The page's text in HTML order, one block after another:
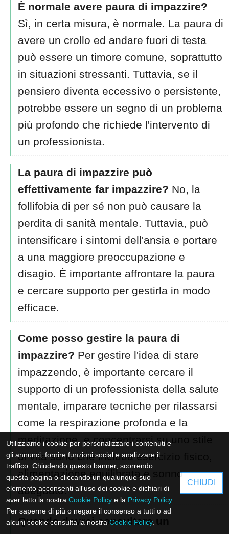
È normale avere paura di impazzire?
Sì, in certa misura, è normale. La paura di
avere un crollo ed andare fuori di testa
può essere un timore comune, soprattutto
in situazioni stressanti. Tuttavia, se il
pensiero diventa eccessivo o persistente,
potrebbe essere un segno di un problema
più profondo che richiede l'intervento di
un professionista.
La paura di impazzire può
effettivamente far impazzire? No, la
follifobia di per sé non può causare la
perdita di sanità mentale. Tuttavia, può
intensificare i sintomi dell'ansia e portare
a una maggiore preoccupazione e
disagio. È importante affrontare la paura
e cercare supporto per gestirla in modo
efficace.
Come posso gestire la paura di
impazzire? Per gestire l'idea di stare
impazzendo, è importante cercare il
supporto di un professionista della salute
mentale, imparare tecniche per rilassarsi
come la respirazione profonda e la
meditazione, e concentrarsi su uno stile
di vita sano che includa esercizio fisico,
alimentazione equilibrata e sonno
adeguato.
Quando dovrei consultare un
Utilizziamo i cookie per personalizzare i contenuti e
gli annunci, fornire funzioni social e analizzare il
traffico. Chiudendo questo banner, scorrendo
questa pagina o cliccando un qualunque suo
elemento acconsenti all'uso dei cookie e dichiari di
aver letto la nostra Cookie Policy e la Privacy Policy.
Per saperne di più o negare il consenso a tutti o ad
alcuni cookie consulta la nostra Cookie Policy.
CHIUDI